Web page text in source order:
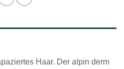
Haar. Der alpin derm